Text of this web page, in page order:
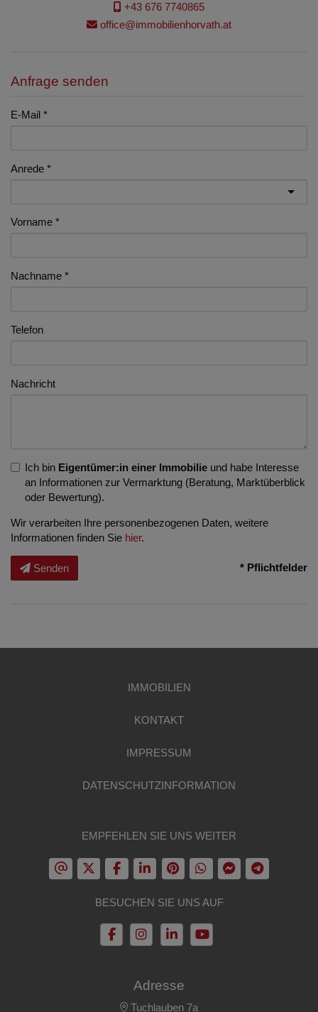
+43 676 7740865
office@immobilienhorvath.at
Anfrage senden
E-Mail
Anrede
Vorname
Nachname
Telefon
Nachricht
Ich bin Eigentümer:in einer Immobilie und habe Interesse
an Informationen zur Vermarktung (Beratung, Marktüberblick
oder Bewertung).
Wir verarbeiten Ihre personenbezogenen Daten, weitere
Informationen finden Sie hier.
Senden * Pflichtfelder
IMMOBILIEN
KONTAKT
IMPRESSUM
DATENSCHUTZINFORMATION
EMPFEHLEN SIE UNS WEITER
BESUCHEN SIE UNS AUF
Adresse
Tuchlauben 7a